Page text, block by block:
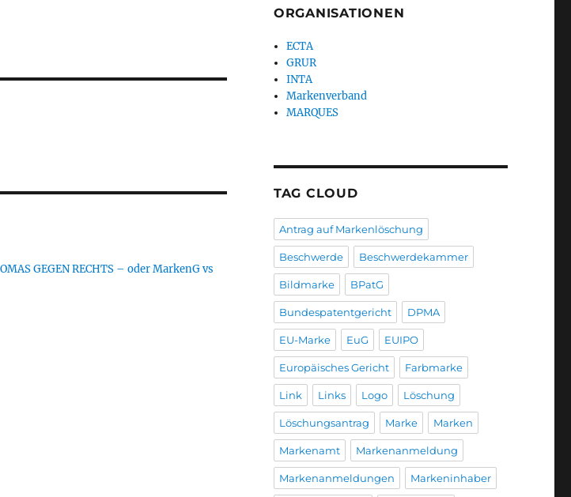
OMAS GEGEN RECHTS – oder MarkenG vs
ORGANISATIONEN
ECTA
GRUR
INTA
Markenverband
MARQUES
TAG CLOUD
Antrag auf Markenlöschung
Beschwerde Beschwerdekammer
Bildmarke BPatG
Bundespatentgericht DPMA
EU-Marke EuG EUIPO
Europäisches Gericht Farbmarke
Link Links Logo Löschung
Löschungsantrag Marke Marken
Markenamt Markenanmeldung
Markenanmeldungen Markeninhaber